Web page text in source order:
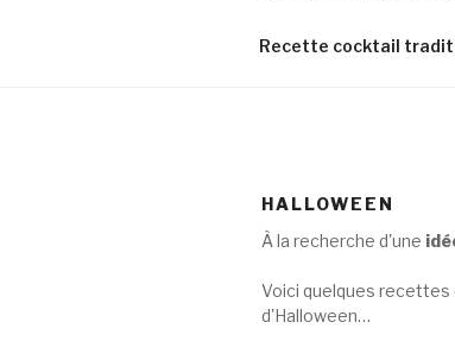
Recette cocktail
HALLOWEEN
À la recherche d'une
Voici quelques recettes
d'Halloween…